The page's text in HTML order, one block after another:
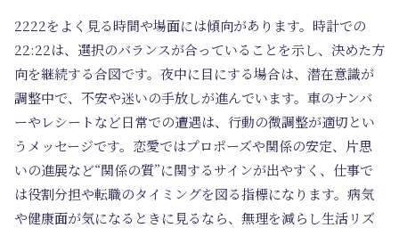
2222をよく見る時間や場面には傾向があります。時計での
22:22は、選択のバランスが合っていることを示し、決めた方
向を継続する合図です。夜中に目にする場合は、潜在意識が
調整中で、不安や迷いの手放しが進んでいます。車のナンバ
ーやレシートなど日常での遭遇は、行動の微調整が適切とい
うメッセージです。恋愛ではプロポーズや関係の安定、片思
いの進展など“関係の質”に関するサインが出やすく、仕事で
は役割分担や転職のタイミングを図る指標になります。病気
や健康面が気になるときに見るなら、無理を減らし生活リズ